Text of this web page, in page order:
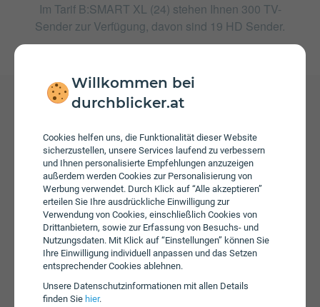
Willkommen bei
durchblicker.at
Cookies helfen uns, die Funktionalität dieser Website
sicherzustellen, unsere Services laufend zu verbessern
und Ihnen personalisierte Empfehlungen anzuzeigen
außerdem werden Cookies zur Personalisierung von
Werbung verwendet. Durch Klick auf “Alle akzeptieren”
erteilen Sie Ihre ausdrückliche Einwilligung zur
Verwendung von Cookies, einschließlich Cookies von
Drittanbietern, sowie zur Erfassung von Besuchs- und
Nutzungsdaten. Mit Klick auf “Einstellungen” können Sie
Ihre Einwilligung individuell anpassen und das Setzen
entsprechender Cookies ablehnen.
Unsere Daten­schutz­informationen mit allen Details
finden Sie hier.
Im Tarif B:SMART XL (24) stehen Ihnen 300 TV-
Sender zur Verfügung, davon sind 19 HD Sender.
Beim Tarif B:SMART XL (24) fallen monatliche Gebühren
von € 15,00 an.
Fristen
Die Vertragslaufzeit bei B:SMART XL (24) beträgt 24